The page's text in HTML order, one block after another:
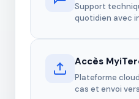
Support
quotidien avec
Accès
Plateforme
cas et envoi